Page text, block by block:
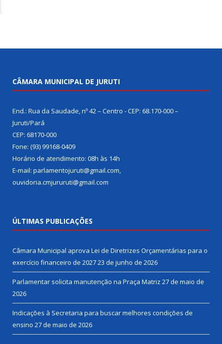
CÂMARA MUNICIPAL DE JURUTI
End.: Rua da Saudade, nº 42 – Centro - CEP: 68.170-000 –
Juruti/Pará
CEP: 68170-000
Fone: (93) 99168-0409
Horário de atendimento: 08h às 14h
E-mail: parlamentojuruti@gmail.com,
ouvidoria.cmjururuti@gmail.com
ÚLTIMAS PUBLICAÇÕES
Câmara Municipal aprova Lei de Diretrizes Orçamentárias para o
exercício financeiro de 202723 de junho de 2026
Parlamentar solicita manutenção na Praça Matriz 27 de maio de
2026
Indicações à Secretaria para buscar melhores condições de
ensino 27 de maio de 2026